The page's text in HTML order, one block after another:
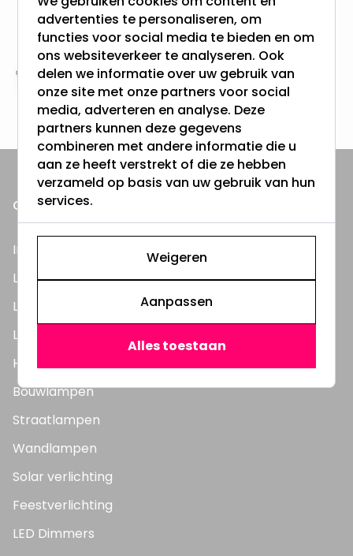
Gratis verzending + snel geleverd
Vanaf EUR100,- naar NL & BE
& 100 dagen recht op retour
Altijd uit eigen voorraad
3000m2 - 60.000+ Producten
ONZE PRODUCTEN
Inbouwspots
LED Lampen
LED TL Buizen
LED Panelen
Highbay's / Ufo's
Bouwlampen
Straatlampen
Wandlampen
Solar verlichting
Feestverlichting
LED Dimmers
advertenties te personaliseren, om
functies voor social media te bieden en om
ons websiteverkeer te analyseren. Ook
delen we informatie over uw gebruik van
onze site met onze partners voor social
media, adverteren en analyse. Deze
partners kunnen deze gegevens
combineren met andere informatie die u
aan ze heeft verstrekt of die ze hebben
verzameld op basis van uw gebruik van hun
services.
Weigeren
Aanpassen
Alles toestaan